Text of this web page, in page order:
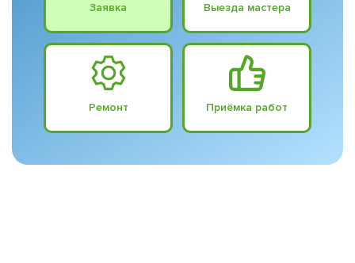
Заявка Выезда мастера
Ремонт Приёмка работ